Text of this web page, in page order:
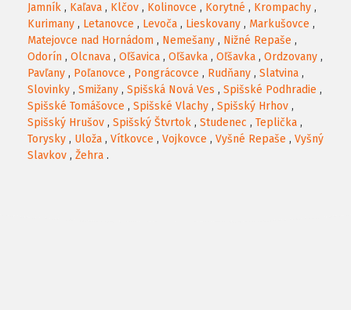
Jamník , Kaľava , Klčov , Kolinovce , Korytné , Krompachy ,
Kurimany , Letanovce , Levoča , Lieskovany , Markušovce ,
Matejovce nad Hornádom , Nemešany , Nižné Repaše ,
Odorín , Olcnava , Oľšavica , Oľšavka , Oľšavka , Ordzovany ,
Pavľany , Poľanovce , Pongrácovce , Rudňany , Slatvina ,
Slovinky , Smižany , Spišská Nová Ves , Spišské Podhradie ,
Spišské Tomášovce , Spišské Vlachy , Spišský Hrhov ,
Spišský Hrušov , Spišský Štvrtok , Studenec , Teplička ,
Torysky , Uloža , Vítkovce , Vojkovce , Vyšné Repaše , Vyšný
Slavkov , Žehra .